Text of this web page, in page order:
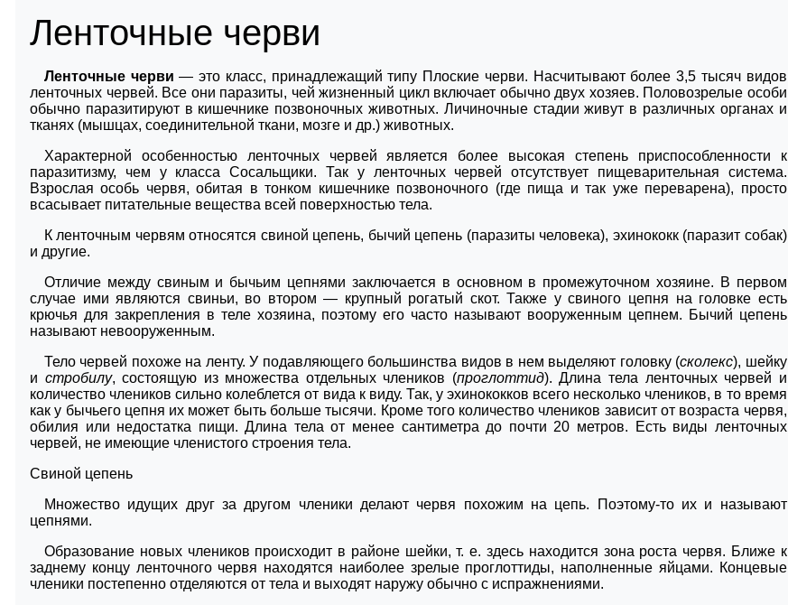
Ленточные черви
Ленточные черви — это класс, принадлежащий типу Плоские черви. Насчитывают более 3,5 тысяч видов
ленточных червей. Все они паразиты, чей жизненный цикл включает обычно двух хозяев. Половозрелые особи
обычно паразитируют в кишечнике позвоночных животных. Личиночные стадии живут в различных органах и
тканях (мышцах, соединительной ткани, мозге и др.) животных.
Характерной особенностью ленточных червей является более высокая степень приспособленности к
паразитизму, чем у класса Сосальщики. Так у ленточных червей отсутствует пищеварительная система.
Взрослая особь червя, обитая в тонком кишечнике позвоночного (где пища и так уже переварена), просто
всасывает питательные вещества всей поверхностью тела.
К ленточным червям относятся свиной цепень, бычий цепень (паразиты человека), эхинококк (паразит собак)
и другие.
Отличие между свиным и бычьим цепнями заключается в основном в промежуточном хозяине. В первом
случае ими являются свиньи, во втором — крупный рогатый скот. Также у свиного цепня на головке есть
крючья для закрепления в теле хозяина, поэтому его часто называют вооруженным цепнем. Бычий цепень
называют невооруженным.
Тело червей похоже на ленту. У подавляющего большинства видов в нем выделяют головку (сколекс), шейку
и стробилу, состоящую из множества отдельных члеников (проглоттид). Длина тела ленточных червей и
количество члеников сильно колеблется от вида к виду. Так, у эхинококков всего несколько члеников, в то время
как у бычьего цепня их может быть больше тысячи. Кроме того количество члеников зависит от возраста червя,
обилия или недостатка пищи. Длина тела от менее сантиметра до почти 20 метров. Есть виды ленточных
червей, не имеющие членистого строения тела.
Свиной цепень
Множество идущих друг за другом членики делают червя похожим на цепь. Поэтому-то их и называют
цепнями.
Образование новых члеников происходит в районе шейки, т. е. здесь находится зона роста червя. Ближе к
заднему концу ленточного червя находятся наиболее зрелые проглоттиды, наполненные яйцами. Концевые
членики постепенно отделяются от тела и выходят наружу обычно с испражнениями.